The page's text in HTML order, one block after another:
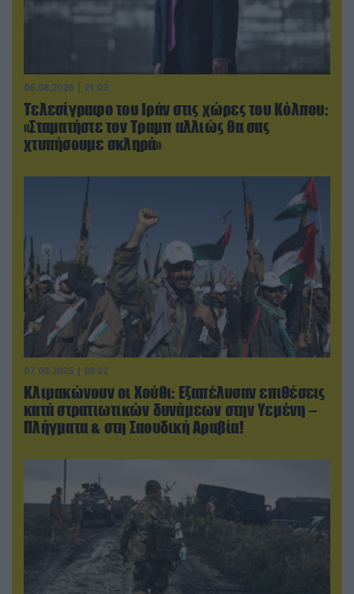
06.08.2026 | 21:02
Τελεσίγραφο του Ιράν στις χώρες του Κόλπου:
«Σταματήστε τον Τραμπ αλλιώς θα σας
χτυπήσουμε σκληρά»
07.08.2026 | 08:02
Κλιμακώνουν οι Χούθι: Eξαπέλυσαν επιθέσεις
κατά στρατιωτικών δυνάμεων στην Υεμένη –
Πλήγματα & στη Σαουδική Αραβία!